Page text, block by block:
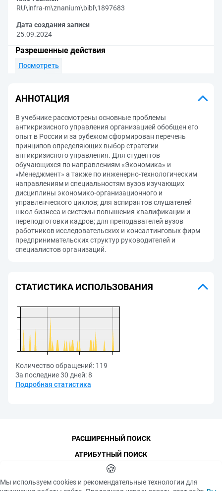
RU\infra-m\znanium\bibl\1897683
Дата создания записи
25.09.2024
Разрешенные действия
Посмотреть
АННОТАЦИЯ
В учебнике рассмотрены основные проблемы
антикризисного управления организацией обобщен его
опыт в России и за рубежом сформирован перечень
принципов определяющих выбор стратегии
антикризисного управления. Для студентов
обучающихся по направлениям «Экономика» и
«Менеджмент» а также по инженерно-технологическим
направлениям и специальностям вузов изучающих
дисциплины экономико-организационного и
управленческого циклов; для аспирантов слушателей
школ бизнеса и системы повышения квалификации и
переподготовки кадров; для преподавателей вузов
работников исследовательских и консалтинговых фирм
предпринимательских структур руководителей и
специалистов организаций.
СТАТИСТИКА ИСПОЛЬЗОВАНИЯ
Количество обращений: 119
За последние 30 дней:8
Подробная статистика
РАСШИРЕННЫЙ ПОИСК
АТРИБУТНЫЙ ПОИСК
КОНТАКТЫ
ФУНДАМЕНТАЛЬНАЯ БИБЛИОТЕКА
🍪
Мы используем cookies и рекомендательные технологии для